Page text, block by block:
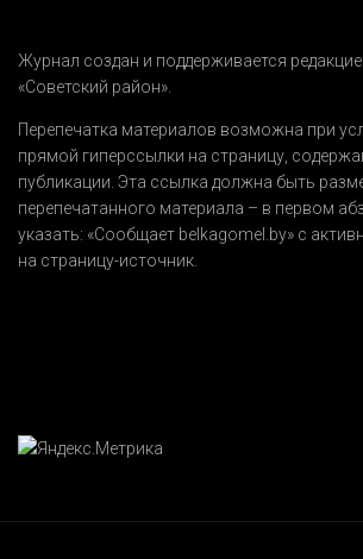
Журнал создан и поддерживается
«Советский район».
Перепечатка материалов возможна при
прямой гиперссылки на страницу,
публикации. Эта ссылка должна быть
перепечатанного материала – в первом
указать: «Сообщает belkagomel.by» с
на страницу-источник.